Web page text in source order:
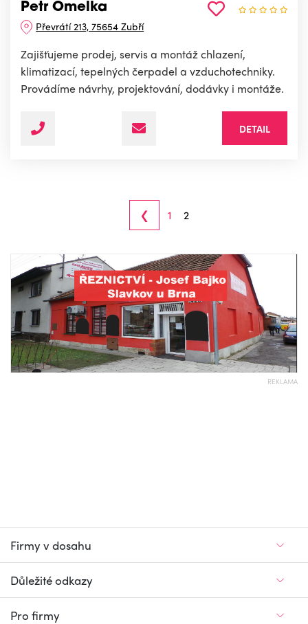
Petr Omelka
Převrátí 213, 75654 Zubří
Zajišťujeme prodej, servis a montáž chlazení,
klimatizací, tepelných čerpadel a vzduchotechniky.
Provádíme návrhy, projektování, dodávky i montáže.
DETAIL
‹ 1 2
REKLAMA
Firmy v dosahu
Důležité odkazy
Pro firmy